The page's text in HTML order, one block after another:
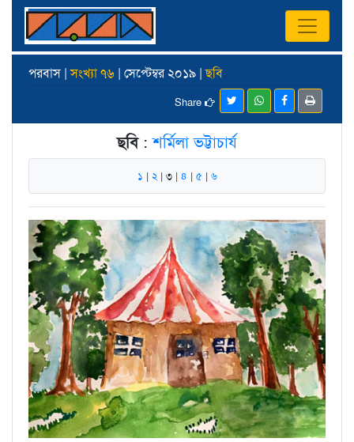
পরবাস |সংখ্যা ৭৬ | সেপ্টেম্বর ২০১৯ |ছবি
Share
ছবি:শর্মিলা ভট্টাচার্য
১ | ২ | ৩ | ৪ | ৫ | ৬